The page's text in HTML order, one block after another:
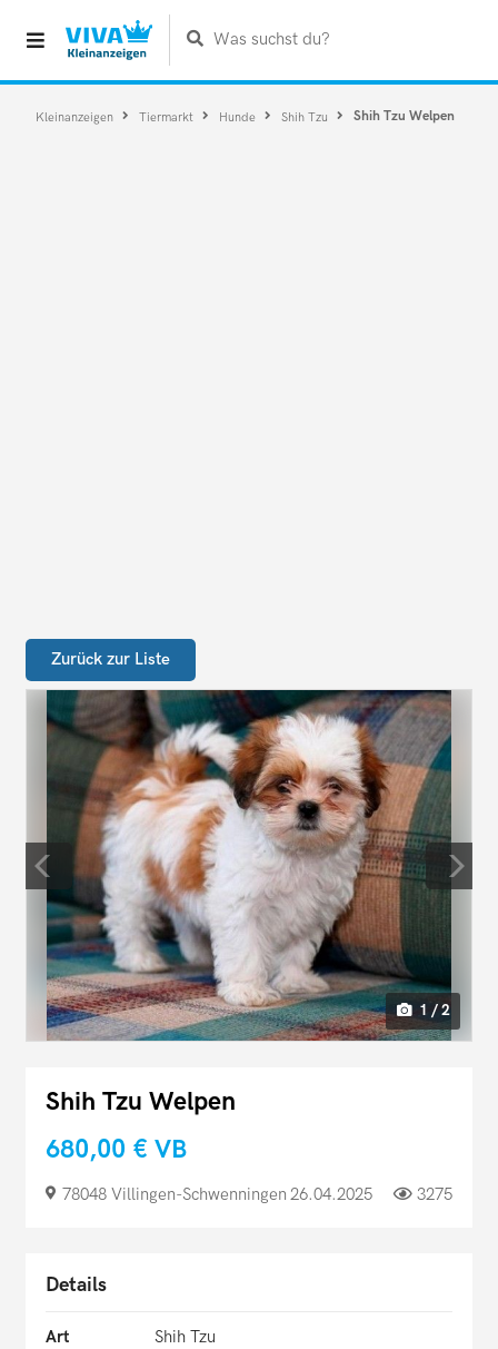
Was suchst du?
Kleinanzeigen Tiermarkt Hunde Shih Tzu Shih Tzu Welpen
Zurück zur Liste
1 / 2
Shih Tzu Welpen
680,00 € VB
78048 Villingen-​Schwenningen 26.04.2025 3275
Details
Art
Shih Tzu